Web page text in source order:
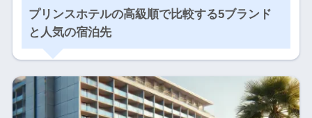
プリンスホテルの高級順で比較する5ブランド
と人気の宿泊先